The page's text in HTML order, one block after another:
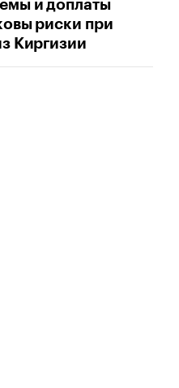
и доплаты
риски при
Киргизии